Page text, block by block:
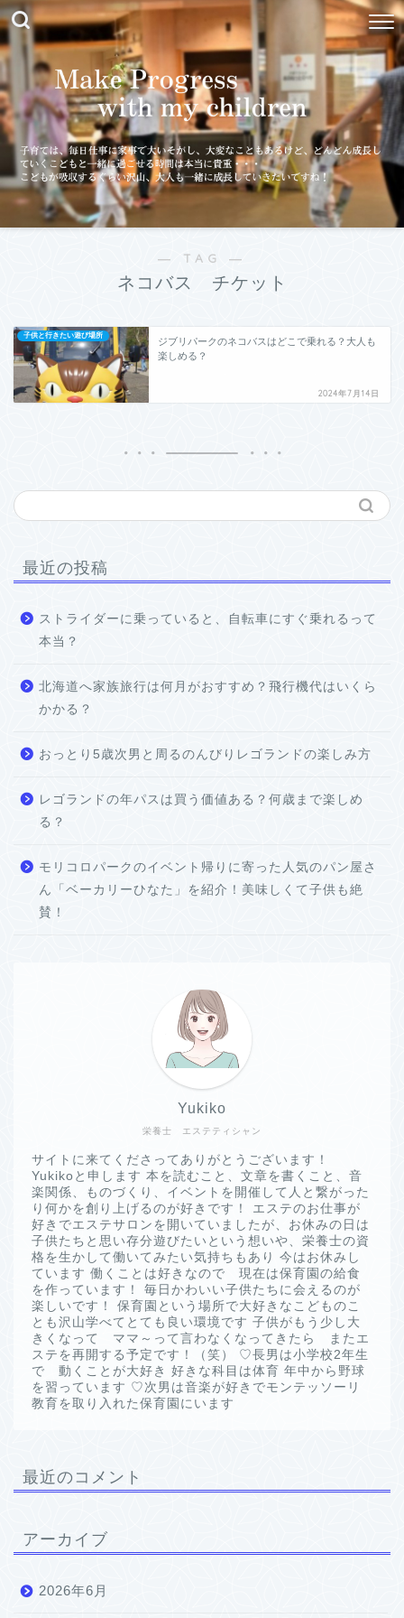
― TAG ―
ネコバス チケット
子供と行きたい遊び場所
ジブリパークのネコバスはどこで乗れる？大人も
楽しめる？
2024年7月14日
最近の投稿
ストライダーに乗っていると、自転車にすぐ乗れるって
本当？
北海道へ家族旅行は何月がおすすめ？飛行機代はいくら
かかる？
おっとり5歳次男と周るのんびりレゴランドの楽しみ方
レゴランドの年パスは買う価値ある？何歳まで楽しめ
る？
モリコロパークのイベント帰りに寄った人気のパン屋さ
ん「ベーカリーひなた」を紹介！美味しくて子供も絶
賛！
栄養士 エステティシャン
Yukiko
サイトに来てくださってありがとうございます！
Yukikoと申します 本を読むこと、文章を書くこと、音
楽関係、ものづくり、イベントを開催して人と繋がった
り何かを創り上げるのが好きです！ エステのお仕事が
好きでエステサロンを開いていましたが、お休みの日は
子供たちと思い存分遊びたいという想いや、栄養士の資
格を生かして働いてみたい気持ちもあり 今はお休みし
ています 働くことは好きなので 現在は保育園の給食
を作っています！ 毎日かわいい子供たちに会えるのが
楽しいです！ 保育園という場所で大好きなこどものこ
とも沢山学べてとても良い環境です 子供がもう少し大
きくなって ママ～って言わなくなってきたら またエ
ステを再開する予定です！（笑） ♡長男は小学校2年生
で 動くことが大好き 好きな科目は体育 年中から野球
を習っています ♡次男は音楽が好きでモンテッソーリ
教育を取り入れた保育園にいます
最近のコメント
アーカイブ
2026年6月